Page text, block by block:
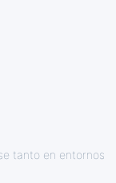
tanto en entornos